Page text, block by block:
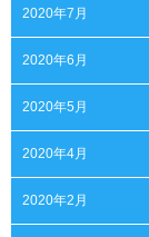
2020年7月
2020年6月
2020年5月
2020年4月
2020年2月